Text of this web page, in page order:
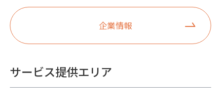
企業情報
サービス提供エリア